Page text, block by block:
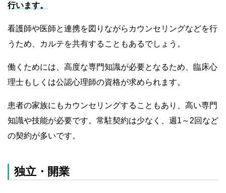
行います。
看護師や医師と連携を図りながらカウンセリングなどを行
うため、カルテを共有することもあるでしょう。
働くためには、高度な専門知識が必要となるため、臨床心
理士もしくは公認心理師の資格が求められます。
患者の家族にもカウンセリングすることもあり、高い専門
知識や技能が必要です。常駐契約は少なく、週1～2回など
の契約が多いです。
独立・開業